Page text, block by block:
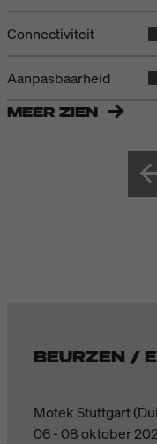
Connectiviteit
Aanpasbaarheid
MEER ZIEN
BEURZEN /
Motek Stuttgart
06 - 08 oktober